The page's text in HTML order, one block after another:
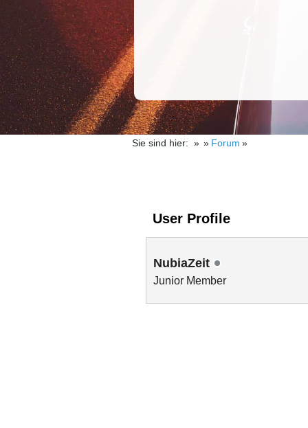
Sie sind hier: Forum
User Profile
NubiaZeit
Junior Member